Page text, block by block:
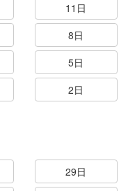
11日
8日
5日
2日
29日